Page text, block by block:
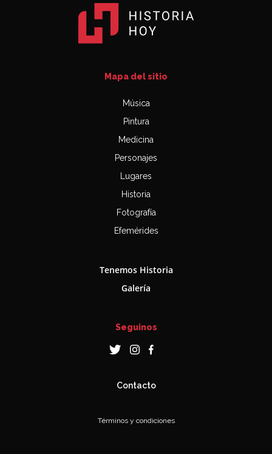
Mapa del sitio
Música
Pintura
Medicina
Personajes
Lugares
Historia
Fotografía
Efemérides
Tenemos Historia
Galería
Seguinos
Contacto
Términos y condiciones